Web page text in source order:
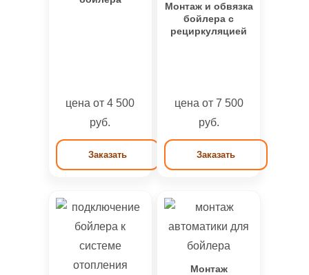
цена от 4 500
руб.
Заказать
Монтаж и обвязка
бойлера с
рециркуляцией
цена от 7 500
руб.
Заказать
Монтаж